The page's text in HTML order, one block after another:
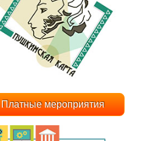
Платные мероприятия